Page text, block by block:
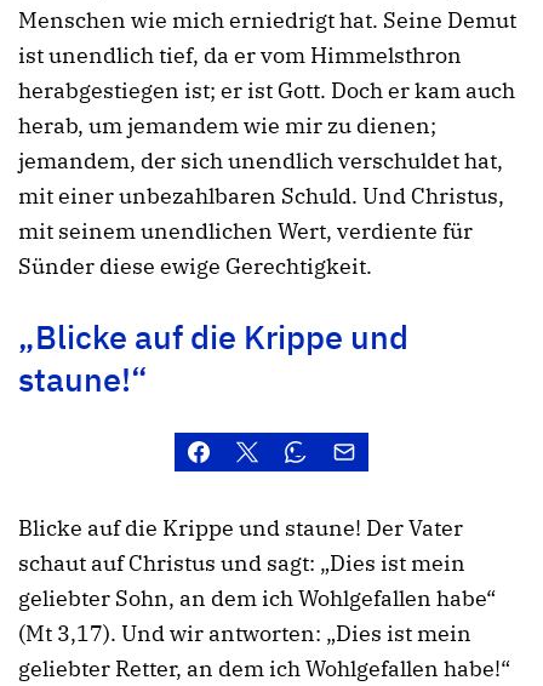
Menschen wie mich erniedrigt hat. Seine Demut
ist unendlich tief, da er vom Himmelsthron
herabgestiegen ist; er ist Gott. Doch er kam auch
herab, um jemandem wie mir zu dienen;
jemandem, der sich unendlich verschuldet hat,
mit einer unbezahlbaren Schuld. Und Christus,
mit seinem unendlichen Wert, verdiente für
Sünder diese ewige Gerechtigkeit.
„Blicke auf die Krippe und
staune!“
Blicke auf die Krippe und staune! Der Vater
schaut auf Christus und sagt: „Dies ist mein
geliebter Sohn, an dem ich Wohlgefallen habe“
(Mt 3,17). Und wir antworten: „Dies ist mein
geliebter Retter, an dem ich Wohlgefallen habe!“